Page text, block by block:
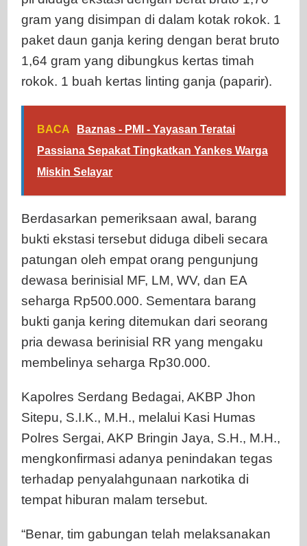
gram yang disimpan di dalam kotak rokok. 1
paket daun ganja kering dengan berat bruto
1,64 gram yang dibungkus kertas timah
rokok. 1 buah kertas linting ganja (paparir).
BACA
Baznas - PMI - Yayasan Teratai
Passiana Sepakat Tingkatkan Yankes Warga
Miskin Selayar
Berdasarkan pemeriksaan awal, barang
bukti ekstasi tersebut diduga dibeli secara
patungan oleh empat orang pengunjung
dewasa berinisial MF, LM, WV, dan EA
seharga Rp500.000. Sementara barang
bukti ganja kering ditemukan dari seorang
pria dewasa berinisial RR yang mengaku
membelinya seharga Rp30.000.
Kapolres Serdang Bedagai, AKBP Jhon
Sitepu, S.I.K., M.H., melalui Kasi Humas
Polres Sergai, AKP Bringin Jaya, S.H., M.H.,
mengkonfirmasi adanya penindakan tegas
terhadap penyalahgunaan narkotika di
tempat hiburan malam tersebut.
“Benar, tim gabungan telah melaksanakan